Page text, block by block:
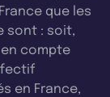
que les
sont : soit,
en compte
en France,